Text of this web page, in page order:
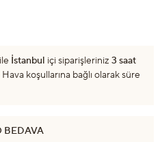
İstanbul içi siparişleriniz 3 saat
Hava koşullarına bağlı olarak süre
BEDAVA